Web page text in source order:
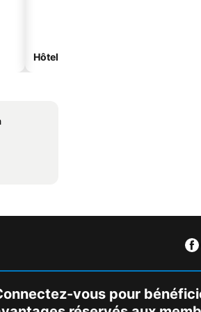
Hôtels spa
vous pour